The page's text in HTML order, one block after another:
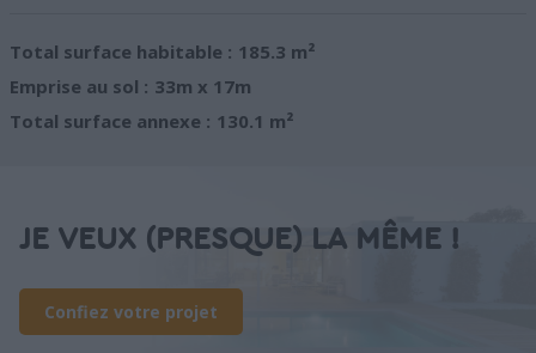
Total surface habitable : 185.3 m²
Emprise au sol : 33m x 17m
Total surface annexe : 130.1 m²
JE VEUX (PRESQUE) LA MÊME !
Confiez votre projet